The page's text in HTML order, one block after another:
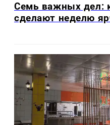
Семь важных дел:
сделают неделю